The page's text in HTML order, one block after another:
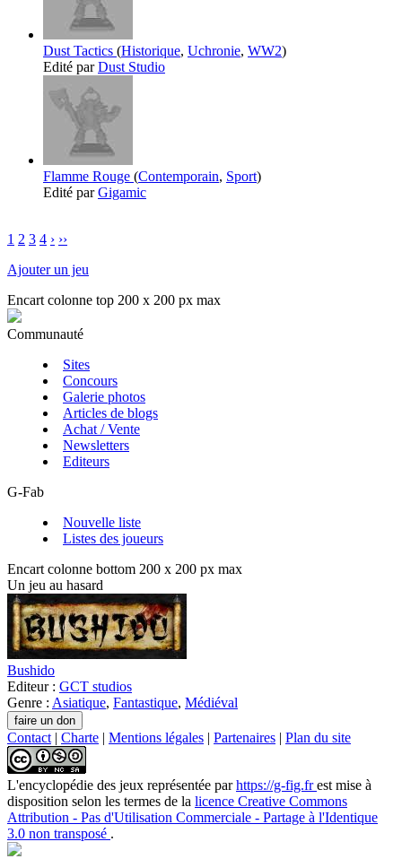
Dust Tactics (Historique, Uchronie, WW2)
Edité parDust Studio
Flamme Rouge (Contemporain, Sport)
Edité parGigamic
1 2 3 4 › ››
Ajouter un jeu
Encart colonne top 200 x 200 px max
Communauté
Sites
Concours
Galerie photos
Articles de blogs
Achat / Vente
Newsletters
Editeurs
G-Fab
Nouvelle liste
Listes des joueurs
Encart colonne bottom 200 x 200 px max
Un jeu au hasard
Bushido
Editeur : GCT studios
Genre : Asiatique, Fantastique, Médiéval
Contact | Charte | Mentions légales | Partenaires | Plan du site
L'encyclopédie des jeux représentée parhttps://g-fig.frest mise à
disposition selon les termes de la licence Creative Commons
Attribution - Pas d'Utilisation Commerciale - Partage à l'Identique
3.0 non transposé .